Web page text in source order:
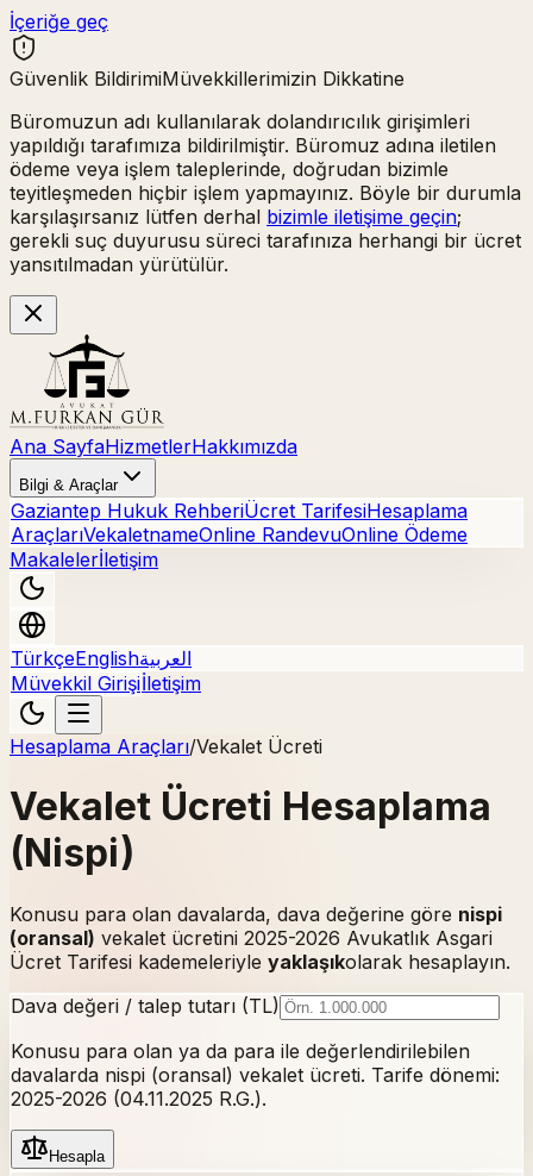
İçeriğe geç
Güvenlik BildirimiMüvekkillerimizin Dikkatine
Büromuzun adı kullanılarak dolandırıcılık girişimleri
yapıldığı tarafımıza bildirilmiştir. Büromuz adına iletilen
ödeme veya işlem taleplerinde, doğrudan bizimle
teyitleşmeden hiçbir işlem yapmayınız. Böyle bir durumla
karşılaşırsanız lütfen derhal bizimle iletişime geçin;
gerekli suç duyurusu süreci tarafınıza herhangi bir ücret
yansıtılmadan yürütülür.
Ana SayfaHizmetlerHakkımızda
Bilgi & Araçlar
Gaziantep Hukuk RehberiÜcret TarifesiHesaplama
AraçlarıVekaletnameOnline RandevuOnline Ödeme
Makalelerİletişim
TürkçeEnglishالعربية
Müvekkil Girişiİletişim
Hesaplama Araçları/Vekalet Ücreti
Vekalet Ücreti Hesaplama
(Nispi)
Konusu para olan davalarda, dava değerine göre nispi
(oransal) vekalet ücretini 2025-2026 Avukatlık Asgari
Ücret Tarifesi kademeleriyle yaklaşıkolarak hesaplayın.
Dava değeri / talep tutarı (TL)
Konusu para olan ya da para ile değerlendirilebilen
davalarda nispi (oransal) vekalet ücreti. Tarife dönemi:
2025-2026 (04.11.2025 R.G.).
Hesapla